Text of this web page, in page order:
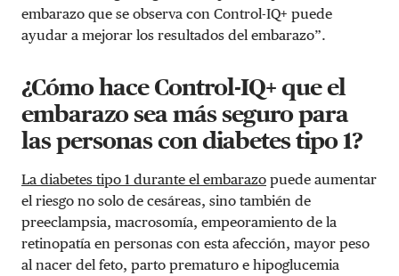
embarazo que se observa con Control-IQ+ puede
ayudar a mejorar los resultados del embarazo”.
¿Cómo hace Control-IQ+ que el
embarazo sea más seguro para
las personas con diabetes tipo 1?
La diabetes tipo 1 durante el embarazo puede aumentar
el riesgo no solo de cesáreas, sino también de
preeclampsia, macrosomía, empeoramiento de la
retinopatía en personas con esta afección, mayor peso
al nacer del feto, parto prematuro e hipoglucemia